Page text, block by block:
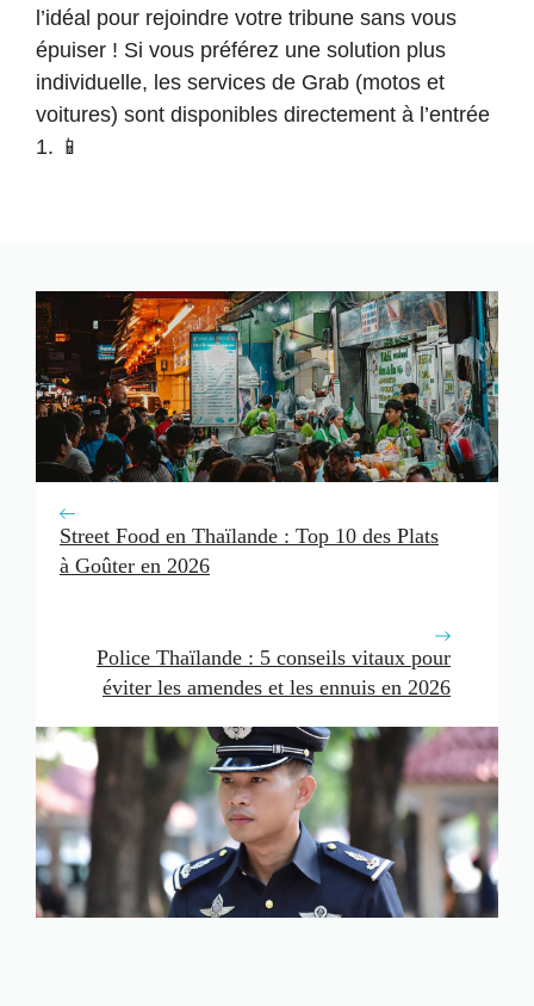
l’idéal pour rejoindre votre tribune sans vous
épuiser ! Si vous préférez une solution plus
individuelle, les services de Grab (motos et
voitures) sont disponibles directement à l’entrée
1. 📱
Street Food en Thaïlande : Top 10 des Plats
à Goûter en 2026
Police Thaïlande : 5 conseils vitaux pour
éviter les amendes et les ennuis en 2026